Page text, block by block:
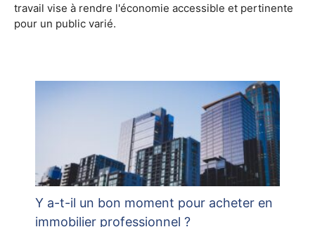
travail vise à rendre l'économie accessible et pertinente
pour un public varié.
Y a-t-il un bon moment pour acheter en
immobilier professionnel ?